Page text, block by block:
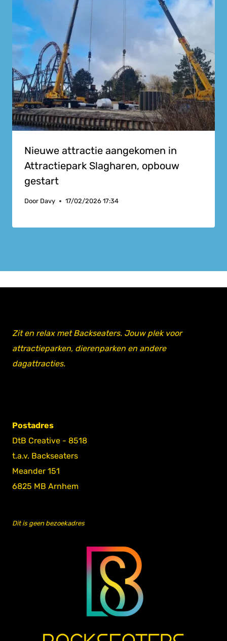
Nieuwe attractie aangekomen in
Attractiepark Slagharen, opbouw
gestart
Door Davy 17/02/2026 17:34
Zit en relax met Backseaters. Jouw plek voor
attractieparken, dierenparken en andere
dagattracties.
Postadres
DtB Creative - 8518
t.a.v. Backseaters
Meander 151
6825 MB Arnhem
Dit is geen bezoekadres